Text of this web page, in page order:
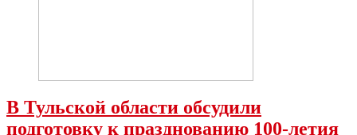
В Тульской области обсудили
подготовку к празднованию 100-летия